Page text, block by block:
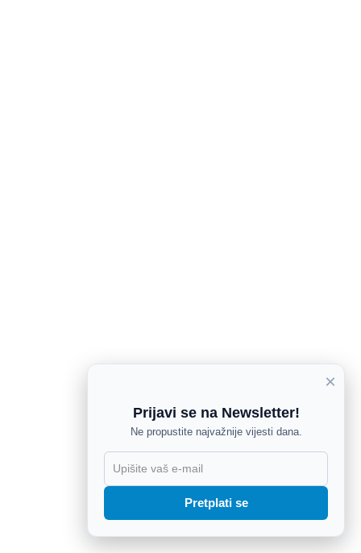
×
Prijavi se na Newsletter!
Ne propustite najvažnije vijesti dana.
Pretplati se